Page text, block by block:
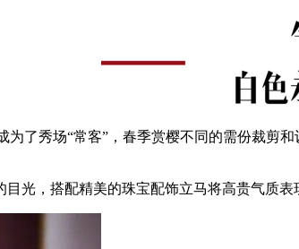
秀场“常客”，春季赏樱不同的需份裁剪
，搭配精美的珠宝配饰立马将高贵气质表